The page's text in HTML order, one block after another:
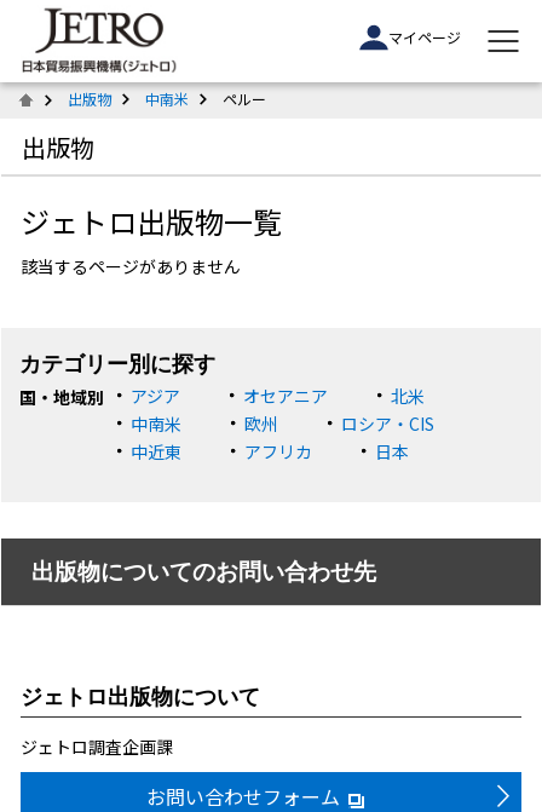
マイページ
出版物 中南米 ペルー
出版物
ジェトロ出版物一覧
該当するページがありません
カテゴリー別に探す
国・地域別
アジア オセアニア
北米
中南米
欧州
ロシア・CIS
中近東
アフリカ 日本
出版物についてのお問い合わせ先
ジェトロ出版物について
ジェトロ調査企画課
お問い合わせフォーム